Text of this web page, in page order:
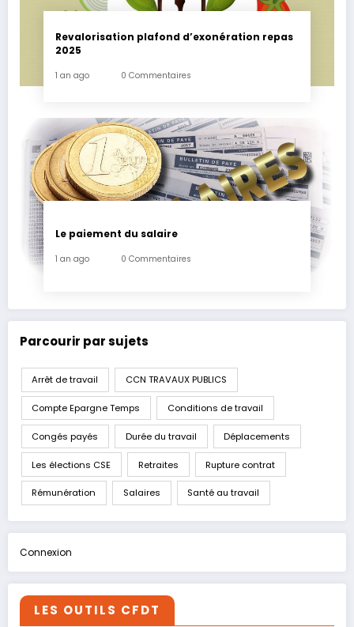
Revalorisation plafond d’exonération repas
2025
1 an ago 0 Commentaires
Le paiement du salaire
1 an ago 0 Commentaires
Parcourir par sujets
Arrêt de travail CCN TRAVAUX PUBLICS
Compte Epargne Temps Conditions de travail
Congés payés Durée du travail Déplacements
Les élections CSE Retraites Rupture contrat
Rémunération Salaires Santé au travail
Connexion
LES OUTILS CFDT